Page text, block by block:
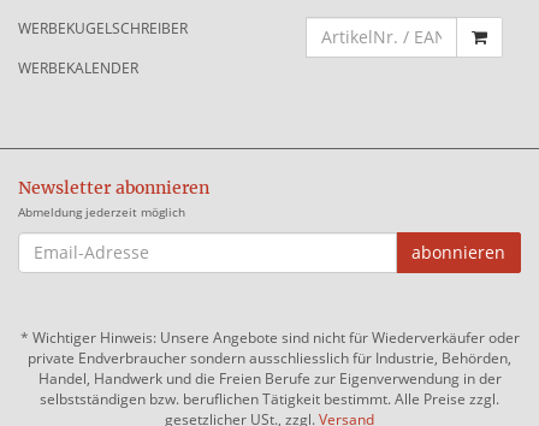
WERBEKUGELSCHREIBER
WERBEKALENDER
Newsletter abonnieren
Abmeldung jederzeit möglich
EMAIL-
ADRESSE
abonnieren
* Wichtiger Hinweis: Unsere Angebote sind nicht für Wiederverkäufer oder
private Endverbraucher sondern ausschliesslich für Industrie, Behörden,
Handel, Handwerk und die Freien Berufe zur Eigenverwendung in der
selbstständigen bzw. beruflichen Tätigkeit bestimmt. Alle Preise zzgl.
gesetzlicher USt., zzgl.Versand